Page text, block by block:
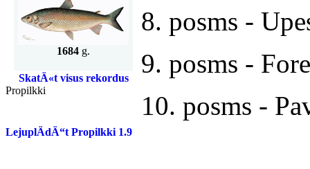
1684 g.
SkatÄ«t visus rekordus
Propilkki
LejuplÄdÄ“t Propilkki 1.9
8. posms -
9. posms -
10. posms -